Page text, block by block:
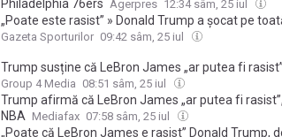
Philadelphia 76ers Agerpres 12:34 sâm, 25 iul
„Poate este rasist” » Donald Trump a șocat pe
Gazeta Sporturilor 09:42 sâm, 25 iul
Trump susține că LeBron James „ar putea fi
rânduri pe liderul de la Casa Albă și i-a susținut
Group 4 Media 08:51 sâm, 25 iul
Trump afirmă că LeBron James „ar putea fi
NBA Mediafax 07:58 sâm, 25 iul
„Poate că LeBron James e rasist” Donald Trump,